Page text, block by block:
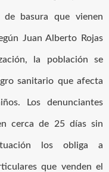
basura que vienen
Juan Alberto Rojas
la población se
sanitario que afecta
Los denunciantes
cerca de 25 días sin
los obliga a
que venden el